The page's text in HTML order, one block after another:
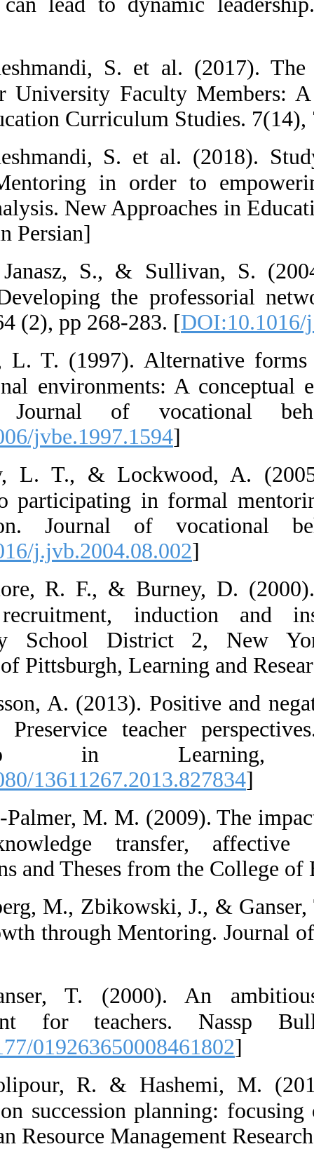
17. 
Method for
Higher
18. 
applying
Content
19.  De
academe:
Behavior, 64
20.  Eby, L.
organizational
literature.
[DOI:10.1006/
21.  Eby, L.
reactions to
[DOI:10.1016/
22.  Elmore,
Principal
Community
University of
23.  Eriksson,
mentoring:
[DOI:10.1080/
24.  Fleig-
through
Dissertations
25.  Freiberg,
Career Growth
26. 
[DOI:10.1177/
27. 
mentoring on
plan. Human